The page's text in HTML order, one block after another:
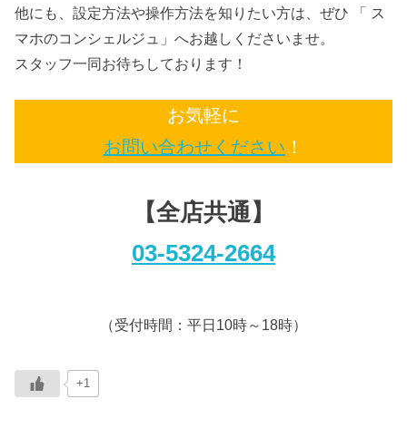
他にも、設定方法や操作方法を知りたい方は、ぜひ 「 ス
マホのコンシェルジュ」へお越しくださいませ。
スタッフ一同お待ちしております！
お気軽に
お問い合わせください ！
【全店共通】
03-5324-2664
（受付時間：平日10時～18時）
+1